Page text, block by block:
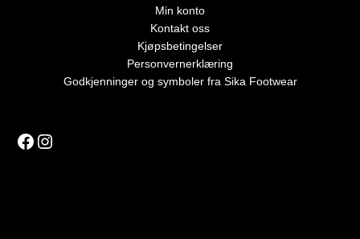
Min konto
Kontakt oss
Kjøpsbetingelser
Personvernerklæring
Godkjenninger og symboler fra Sika Footwear
Facebook
Instagram